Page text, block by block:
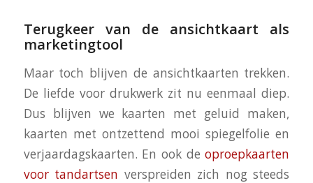
Terugkeer van de ansichtkaart als
marketingtool
Maar toch blijven de ansichtkaarten trekken.
De liefde voor drukwerk zit nu eenmaal diep.
Dus blijven we kaarten met geluid maken,
kaarten met ontzettend mooi spiegelfolie en
verjaardagskaarten. En ook deoproepkaarten
voor tandartsen verspreiden zich nog steeds